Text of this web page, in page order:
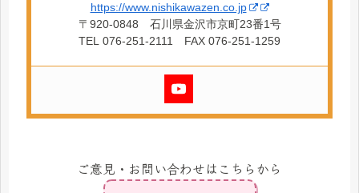
https://www.nishikawazen.co.jp
〒920-0848 石川県金沢市京町23番1号
TEL 076-251-2111 FAX 076-251-1259
ご意見・お問い合わせはこちらから